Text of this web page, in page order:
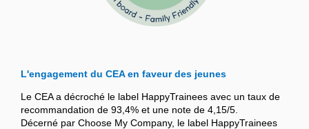
L'engagement du CEA en faveur des jeunes
Le CEA a décroché le label HappyTrainees avec un taux de
recommandation de 93,4% et une note de 4,15/5.
Décerné par Choose My Company, le label HappyTrainees